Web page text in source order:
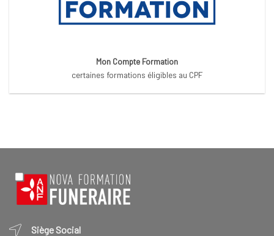
Mon Compte Formation
certaines formations éligibles au CPF
Siège Social